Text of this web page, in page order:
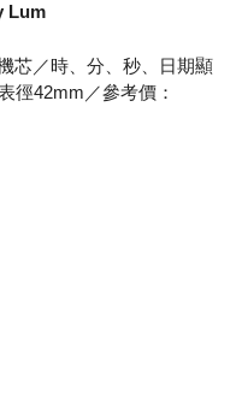
Lum
芯／時、分、秒、日期顯
徑42mm／參考價：